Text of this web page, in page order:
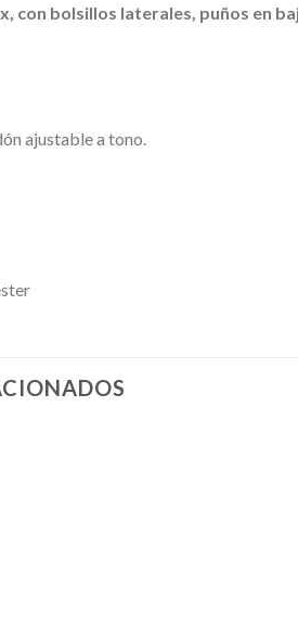
con bolsillos laterales, puños en
ajustable a tono.